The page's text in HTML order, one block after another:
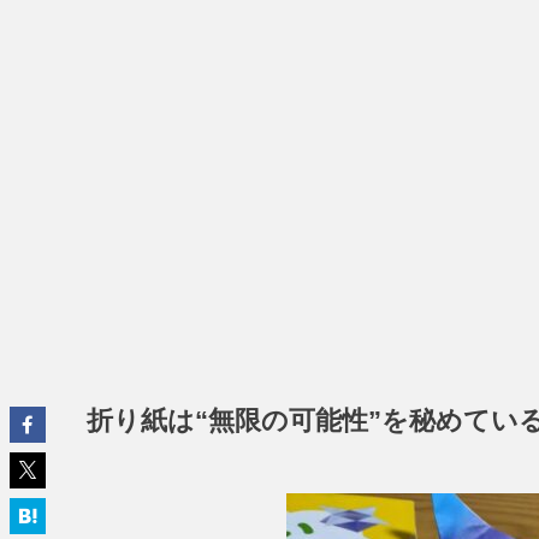
折り紙は“無限の可能性”を秘めてい